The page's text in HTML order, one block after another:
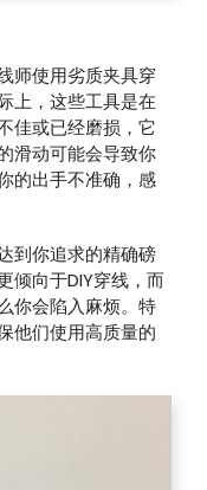
师使用劣质夹具穿
上，这些工具是在
佳或已经磨损，它
滑动可能会导致你
的出手不准确，感
到你追求的精确磅
倾向于DIY穿线，而
你会陷入麻烦。特
他们使用高质量的